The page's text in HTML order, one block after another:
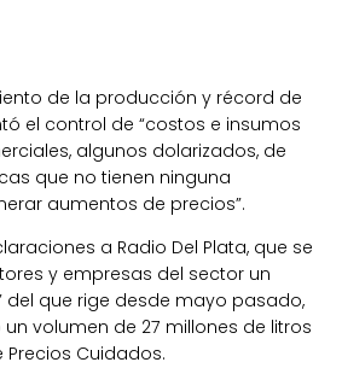
de la producción y récord de
el control de “costos e insumos
algunos dolarizados, de
que no tienen ninguna
aumentos de precios”.
a Radio Del Plata, que se
y empresas del sector un
del que rige desde mayo pasado,
volumen de 27 millones de litros
Cuidados.